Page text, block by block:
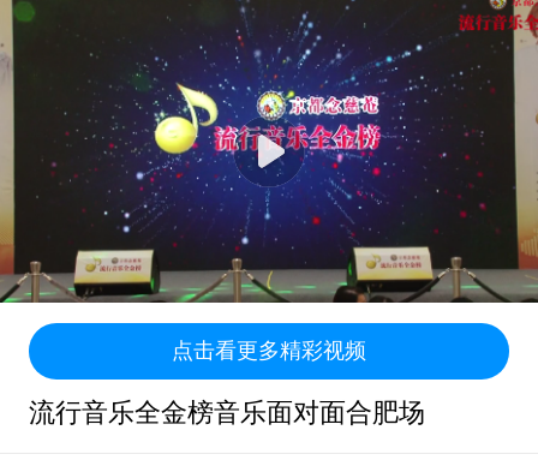
点击看更多精彩视频
流行音乐全金榜音乐面对面合肥场